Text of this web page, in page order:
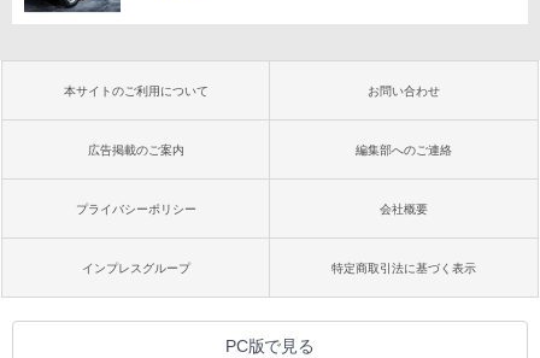
本サイトのご利用について お問い合わせ
広告掲載のご案内 編集部へのご連絡
プライバシーポリシー 会社概要
インプレスグループ 特定商取引法に基づく表示
PC版で見る